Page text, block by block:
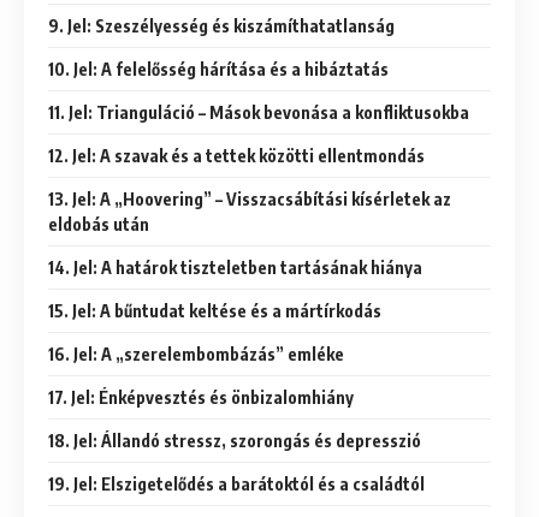
9. Jel: Szeszélyesség és kiszámíthatatlanság
10. Jel: A felelősség hárítása és a hibáztatás
11. Jel: Trianguláció – Mások bevonása a konfliktusokba
12. Jel: A szavak és a tettek közötti ellentmondás
13. Jel: A „Hoovering” – Visszacsábítási kísérletek az
eldobás után
14. Jel: A határok tiszteletben tartásának hiánya
15. Jel: A bűntudat keltése és a mártírkodás
16. Jel: A „szerelembombázás” emléke
17. Jel: Énképvesztés és önbizalomhiány
18. Jel: Állandó stressz, szorongás és depresszió
19. Jel: Elszigetelődés a barátoktól és a családtól